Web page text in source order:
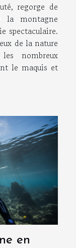
regorge de
la montagne
spectaculaire.
de la nature
nombreux
le maquis et
en